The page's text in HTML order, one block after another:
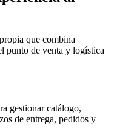
que combina
punto de venta y logística
gestionar catálogo,
de entrega, pedidos y